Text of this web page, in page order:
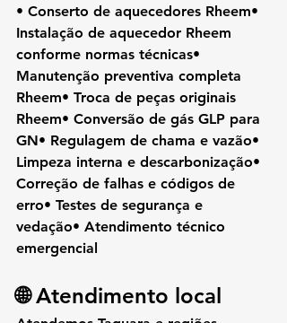
• Conserto de aquecedores Rheem•
Instalação de aquecedor Rheem
conforme normas técnicas•
Manutenção preventiva completa
Rheem• Troca de peças originais
Rheem• Conversão de gás GLP para
GN• Regulagem de chama e vazão•
Limpeza interna e descarbonização•
Correção de falhas e códigos de
erro• Testes de segurança e
vedação• Atendimento técnico
emergencial
🌐 Atendimento local